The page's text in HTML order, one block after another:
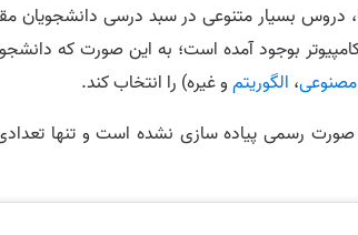
دروس بسیار متنوعی در سبد درسی دانشجویان
بوجود آمده است؛ به این صورت که
، الگوریتمو غیره) را انتخاب کند.
صورت رسمی پیاده سازی نشده است و تنها